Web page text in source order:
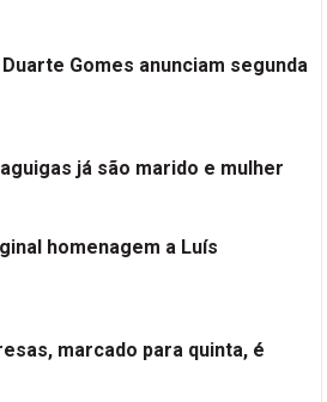
Gomes anunciam segunda
já são marido e mulher
homenagem a Luís
marcado para quinta, é